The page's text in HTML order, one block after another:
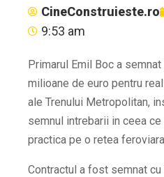
CineConstruieste.ro
9:53 am
Primarul Emil Boc a
milioane de euro pentru
ale Trenului Metropolitan,
semnul intrebarii in ceea
practica pe o retea
Contractul a fost semnat cu